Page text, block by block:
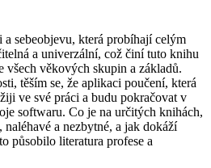
sebeobjevu, která probíhají celým
a univerzální, což činí tuto knihu
věkových skupin a základů.
těším se, že aplikaci poučení, která
ve své práci a budu pokračovat v
softwaru. Co je na určitých knihách,
a nezbytné, a jak dokáží
působilo literatura profese a